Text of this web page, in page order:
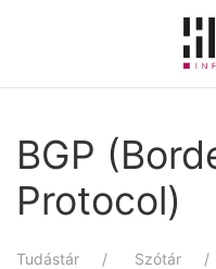
Skip to main content
BGP
Protocol)
Tudástár Szótár